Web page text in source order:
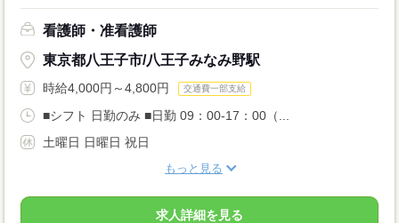
看護師・准看護師
東京都八王子市/八王子みなみ野駅
時給4,000円～4,800円 交通費一部支給
■シフト 日勤のみ ■日勤 09：00-17：00（...
土曜日 日曜日 祝日
もっと見る
求人詳細を見る